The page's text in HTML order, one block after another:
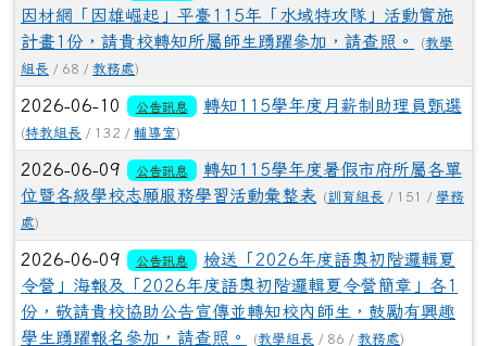
因材網「因雄崛起」平臺115年「水域特攻隊」活動實施
計畫1份，請貴校轉知所屬師生踴躍參加，請查照。
(教學
組長 / 68 / 教務處)
2026-06-10 公告訊息 轉知115學年度月薪制助理員甄選
(特教組長 / 132 / 輔導室)
2026-06-09 公告訊息
轉知115學年度暑假市府所屬各單
位暨各級學校志願服務學習活動彙整表
(訓育組長 / 151 / 學務
處)
2026-06-09 公告訊息
檢送「2026年度語奧初階邏輯夏
令營」海報及「2026年度語奧初階邏輯夏令營簡章」各1
份，敬請貴校協助公告宣傳並轉知校內師生，鼓勵有興趣
學生踴躍報名參加，請查照。
(教學組長 / 86 / 教務處)